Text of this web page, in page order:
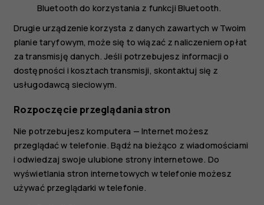
Bluetooth do korzystania z funkcji Bluetooth.
Drugie urządzenie korzysta z danych zawartych w Twoim
planie taryfowym, może się to wiązać z naliczeniem opłat
za transmisję danych. Jeśli potrzebujesz informacji o
dostępności i kosztach transmisji, skontaktuj się z
usługodawcą sieciowym.
Rozpoczęcie przeglądania stron
Nie potrzebujesz komputera — Internet możesz
przeglądać w telefonie. Bądź na bieżąco z wiadomościami
i odwiedzaj swoje ulubione strony internetowe. Do
wyświetlania stron internetowych w telefonie możesz
używać przeglądarki w telefonie.